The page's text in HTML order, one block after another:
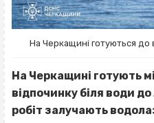
На Черкащині готуються до
На Черкащині готують
відпочинку біля води
робіт залучають